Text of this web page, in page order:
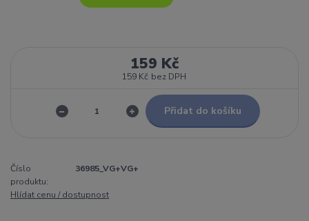
159 Kč
159 Kč bez DPH
Přidat do košíku
Číslo
produktu:
36985_VG+VG+
Hlídat cenu / dostupnost